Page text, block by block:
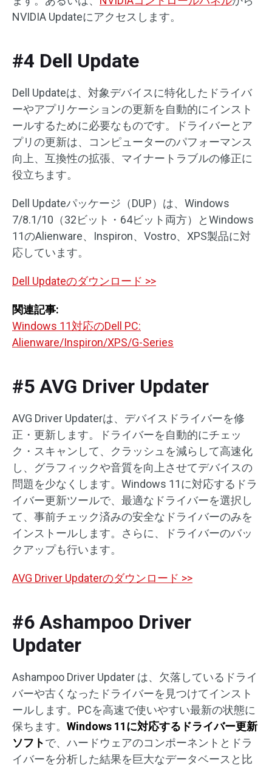
NVIDIA Updateにアクセスします。
#4 Dell Update
Dell Updateは、対象デバイスに特化したドライバ
ーやアプリケーションの更新を自動的にインスト
ールするために必要なものです。ドライバーとア
プリの更新は、コンピューターのパフォーマンス
向上、互換性の拡張、マイナートラブルの修正に
役立ちます。
Dell Updateパッケージ（DUP）は、Windows
7/8.1/10（32ビット・64ビット両方）とWindows
11のAlienware、Inspiron、Vostro、XPS製品に対
応しています。
Dell Updateのダウンロード >>
関連記事:
Windows 11対応のDell PC:
Alienware/Inspiron/XPS/G-Series
#5 AVG Driver Updater
AVG Driver Updaterは、デバイスドライバーを修
正・更新します。ドライバーを自動的にチェッ
ク・スキャンして、クラッシュを減らして高速化
し、グラフィックや音質を向上させてデバイスの
問題を少なくします。Windows 11に対応するドラ
イバー更新ツールで、最適なドライバーを選択し
て、事前チェック済みの安全なドライバーのみを
インストールします。さらに、ドライバーのバッ
クアップも行います。
AVG Driver Updaterのダウンロード >>
#6 Ashampoo Driver
Updater
Ashampoo Driver Updater は、欠落しているドライ
バーや古くなったドライバーを見つけてインスト
ールします。PCを高速で使いやすい最新の状態に
保ちます。 Windows 11に対応するドライバー更新
ソフトで、ハードウェアのコンポーネントとドラ
イバーを分析した結果を巨大なデータベースと比